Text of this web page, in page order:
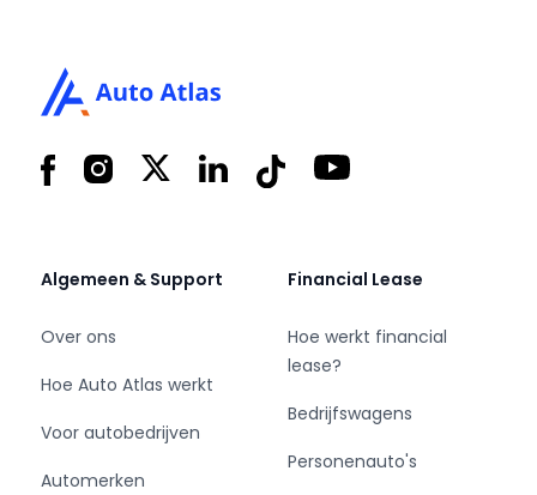
FacebookInstagram
X LinkedInTiktok YouTube
Algemeen & Support
Over ons
Hoe Auto Atlas werkt
Voor autobedrijven
Automerken
Financial Lease
Hoe werkt financial
lease?
Bedrijfswagens
Personenauto's